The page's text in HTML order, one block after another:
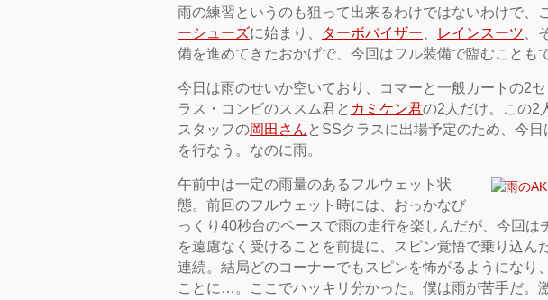
雨の練習というのも狙って出来るわけではないわけで、
ーシューズに始まり、 ターボバイザー レインスーツ 、
備を進めてきたおかげで、今回はフル装備で臨むことも
今日は雨のせいか空いており、コマーと一般カートの2
ラス・コンビのススム君と カミケン君の2人だけ。この2
スタッフの岡田さん とSSクラスに出場予定のため、今
を行なう。なのに雨。
午前中は一定の雨量のあるフルウェット状
態。前回のフルウェット時には、おっかなび
っくり40秒台のペースで雨の走行を楽しんだが、今回は
を遠慮なく受けることを前提に、スピン覚悟で乗り込ん
連続。結局どのコーナーでもスピンを怖がるようになり
ことに…。ここでハッキリ分かった。僕は雨が苦手だ。